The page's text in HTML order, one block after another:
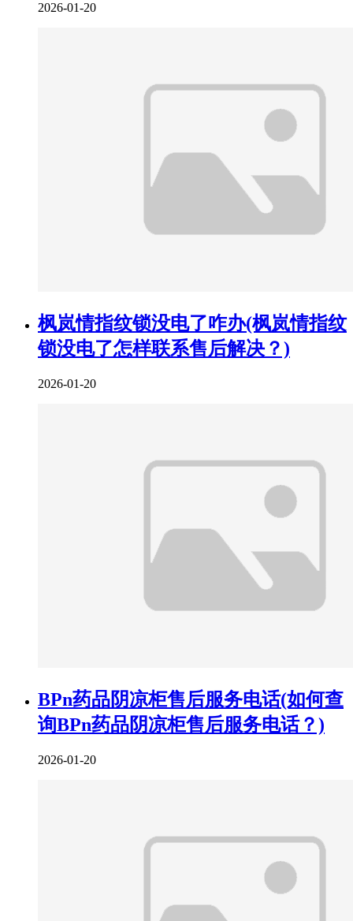
2026-01-20
枫岚情指纹锁没电了咋办(枫岚情指纹
锁没电了怎样联系售后解决？)
2026-01-20
BPn药品阴凉柜售后服务电话(如何查
询BPn药品阴凉柜售后服务电话？)
2026-01-20